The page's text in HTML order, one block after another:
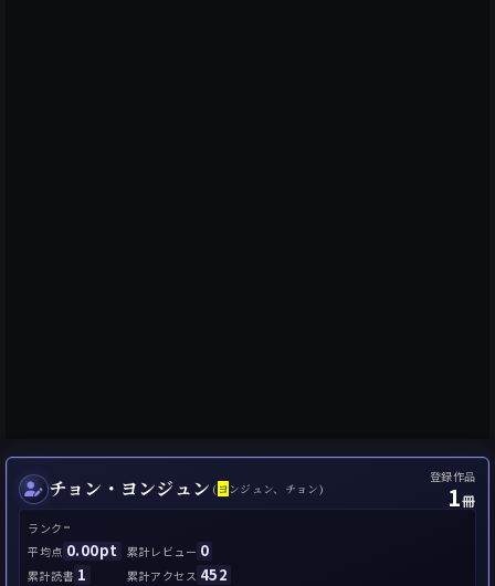
チョン・ヨンジュン (ヨ ンジュン、チョン)
登録作品
1冊
ランク -
平均点 0.00pt 累計レビュー 0
累計読書 1 累計アクセス 452